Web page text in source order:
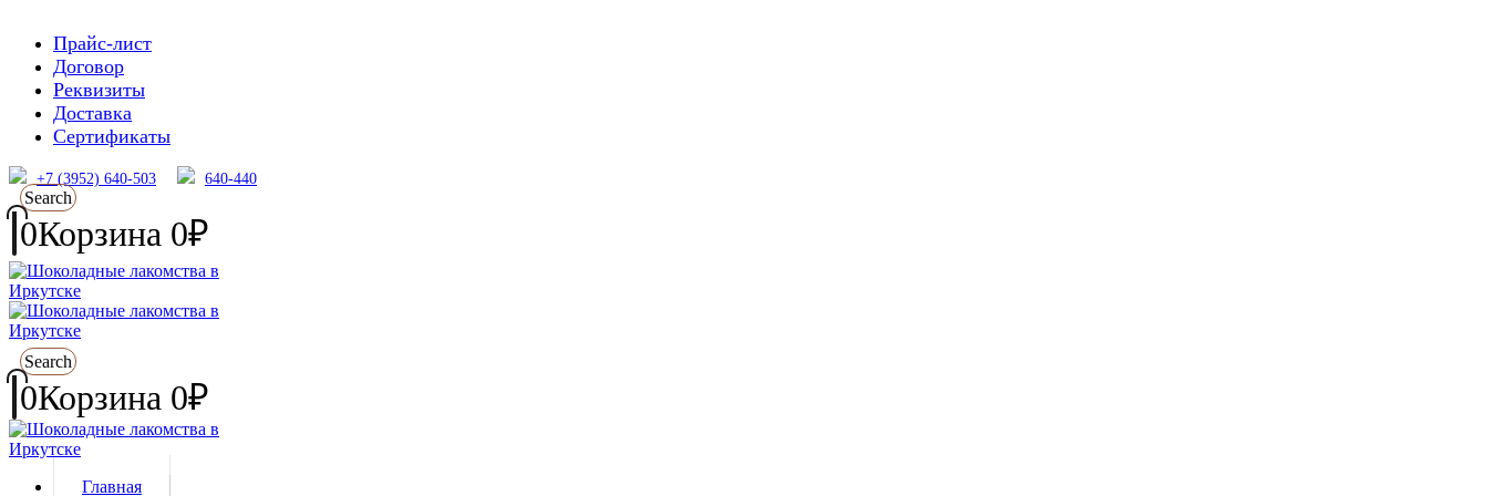
Прайс-лист
Договор
Реквизиты
Доставка
Сертификаты
+7 (3952) 640-503 640-440
Search
0Корзина 0₽
Search
0Корзина 0₽
Главная